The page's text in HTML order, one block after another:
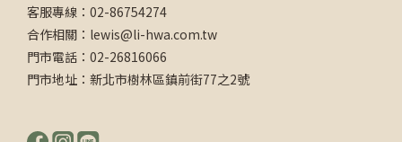
客服專線：02-86754274
合作相關：lewis@li-hwa.com.tw
門市電話：02-26816066
門市地址：新北市樹林區鎮前街77之2號